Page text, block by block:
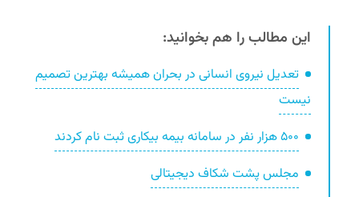
این مطالب را هم بخوانید:
تعدیل نیروی انسانی در بحران همیشه بهترین تصمیم
نیست
۵۰۰ هزار نفر در سامانه بیمه بیکاری ثبت نام کردند
مجلس پشت شکاف دیجیتالی